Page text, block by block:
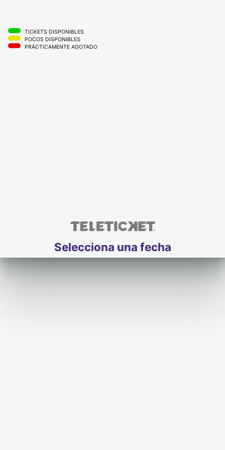
TICKETS DISPONIBLES
POCOS DISPONIBLES
PRÁCTICAMENTE AGOTADO
Selecciona una fecha